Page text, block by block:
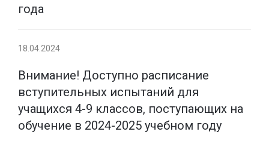
года
18.04.2024
Внимание! Доступно расписание
вступительных испытаний для
учащихся 4-9 классов, поступающих на
обучение в 2024-2025 учебном году